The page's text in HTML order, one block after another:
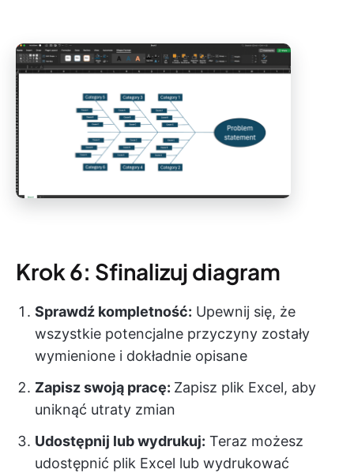
Krok 6: Sfinalizuj diagram
Sprawdź kompletność: Upewnij się, że
wszystkie potencjalne przyczyny zostały
wymienione i dokładnie opisane
Zapisz swoją pracę: Zapisz plik Excel, aby
uniknąć utraty zmian
Udostępnij lub wydrukuj: Teraz możesz
udostępnić plik Excel lub wydrukować